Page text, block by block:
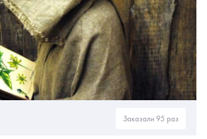
Заказали 95 раз